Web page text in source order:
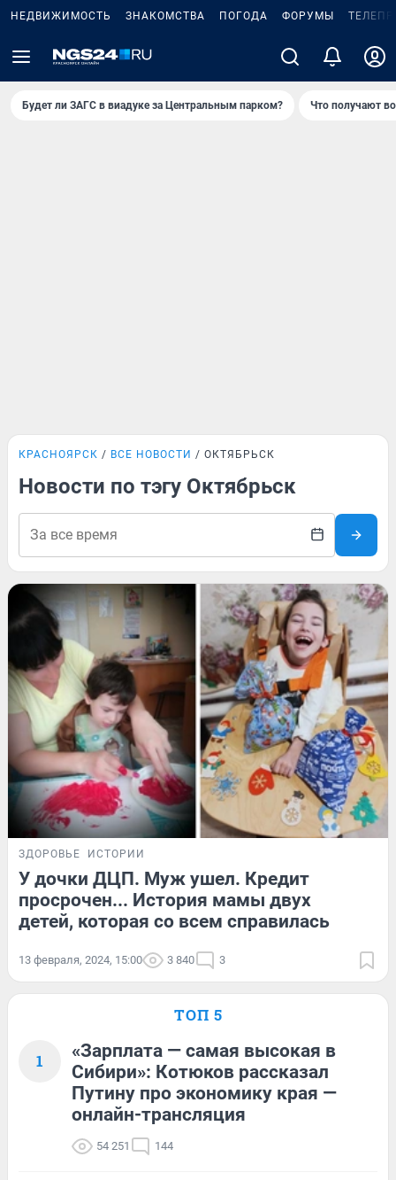
НЕДВИЖИМОСТЬ ЗНАКОМСТВА ПОГОДА ФОРУМЫ
Будет ли ЗАГС в виадуке за Центральным парком? Что получают
КРАСНОЯРСК ВСЕ НОВОСТИ ОКТЯБРЬСК
Новости по тэгу Октябрьск
ЗДОРОВЬЕ ИСТОРИИ
У дочки ДЦП. Муж ушел. Кредит
просрочен... История мамы двух
детей, которая со всем справилась
13 февраля, 2024, 15:00 3 840 3
ТОП 5
1
«Зарплата — самая высокая в
Сибири»: Котюков рассказал
Путину про экономику края —
онлайн-трансляция
54 251 144